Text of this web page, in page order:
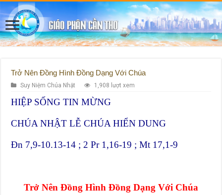
Trở Nên Đồng Hình Đồng Dạng Với Chúa
Suy Niệm Chúa Nhật 1,908 lượt xem
HIỆP SỐNG TIN MỪNG
CHÚA NHẬT LỄ CHÚA HIỂN DUNG
Đn 7,9-10.13-14 ; 2 Pr 1,16-19 ; Mt 17,1-9
Trở Nên Đồng Hình Đồng Dạng Với Chúa